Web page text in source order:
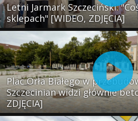
Letni Jarmark Szczeciński.
sklepach" [WIDEO, ZDJĘCIA]
Plac Orła Białego w
Szczecinian widzi głównie
ZDJĘCIA]